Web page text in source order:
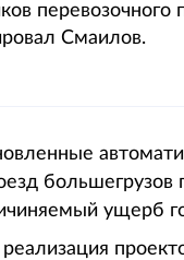
перевозочного
Смаилов.
большегрузов
ущерб